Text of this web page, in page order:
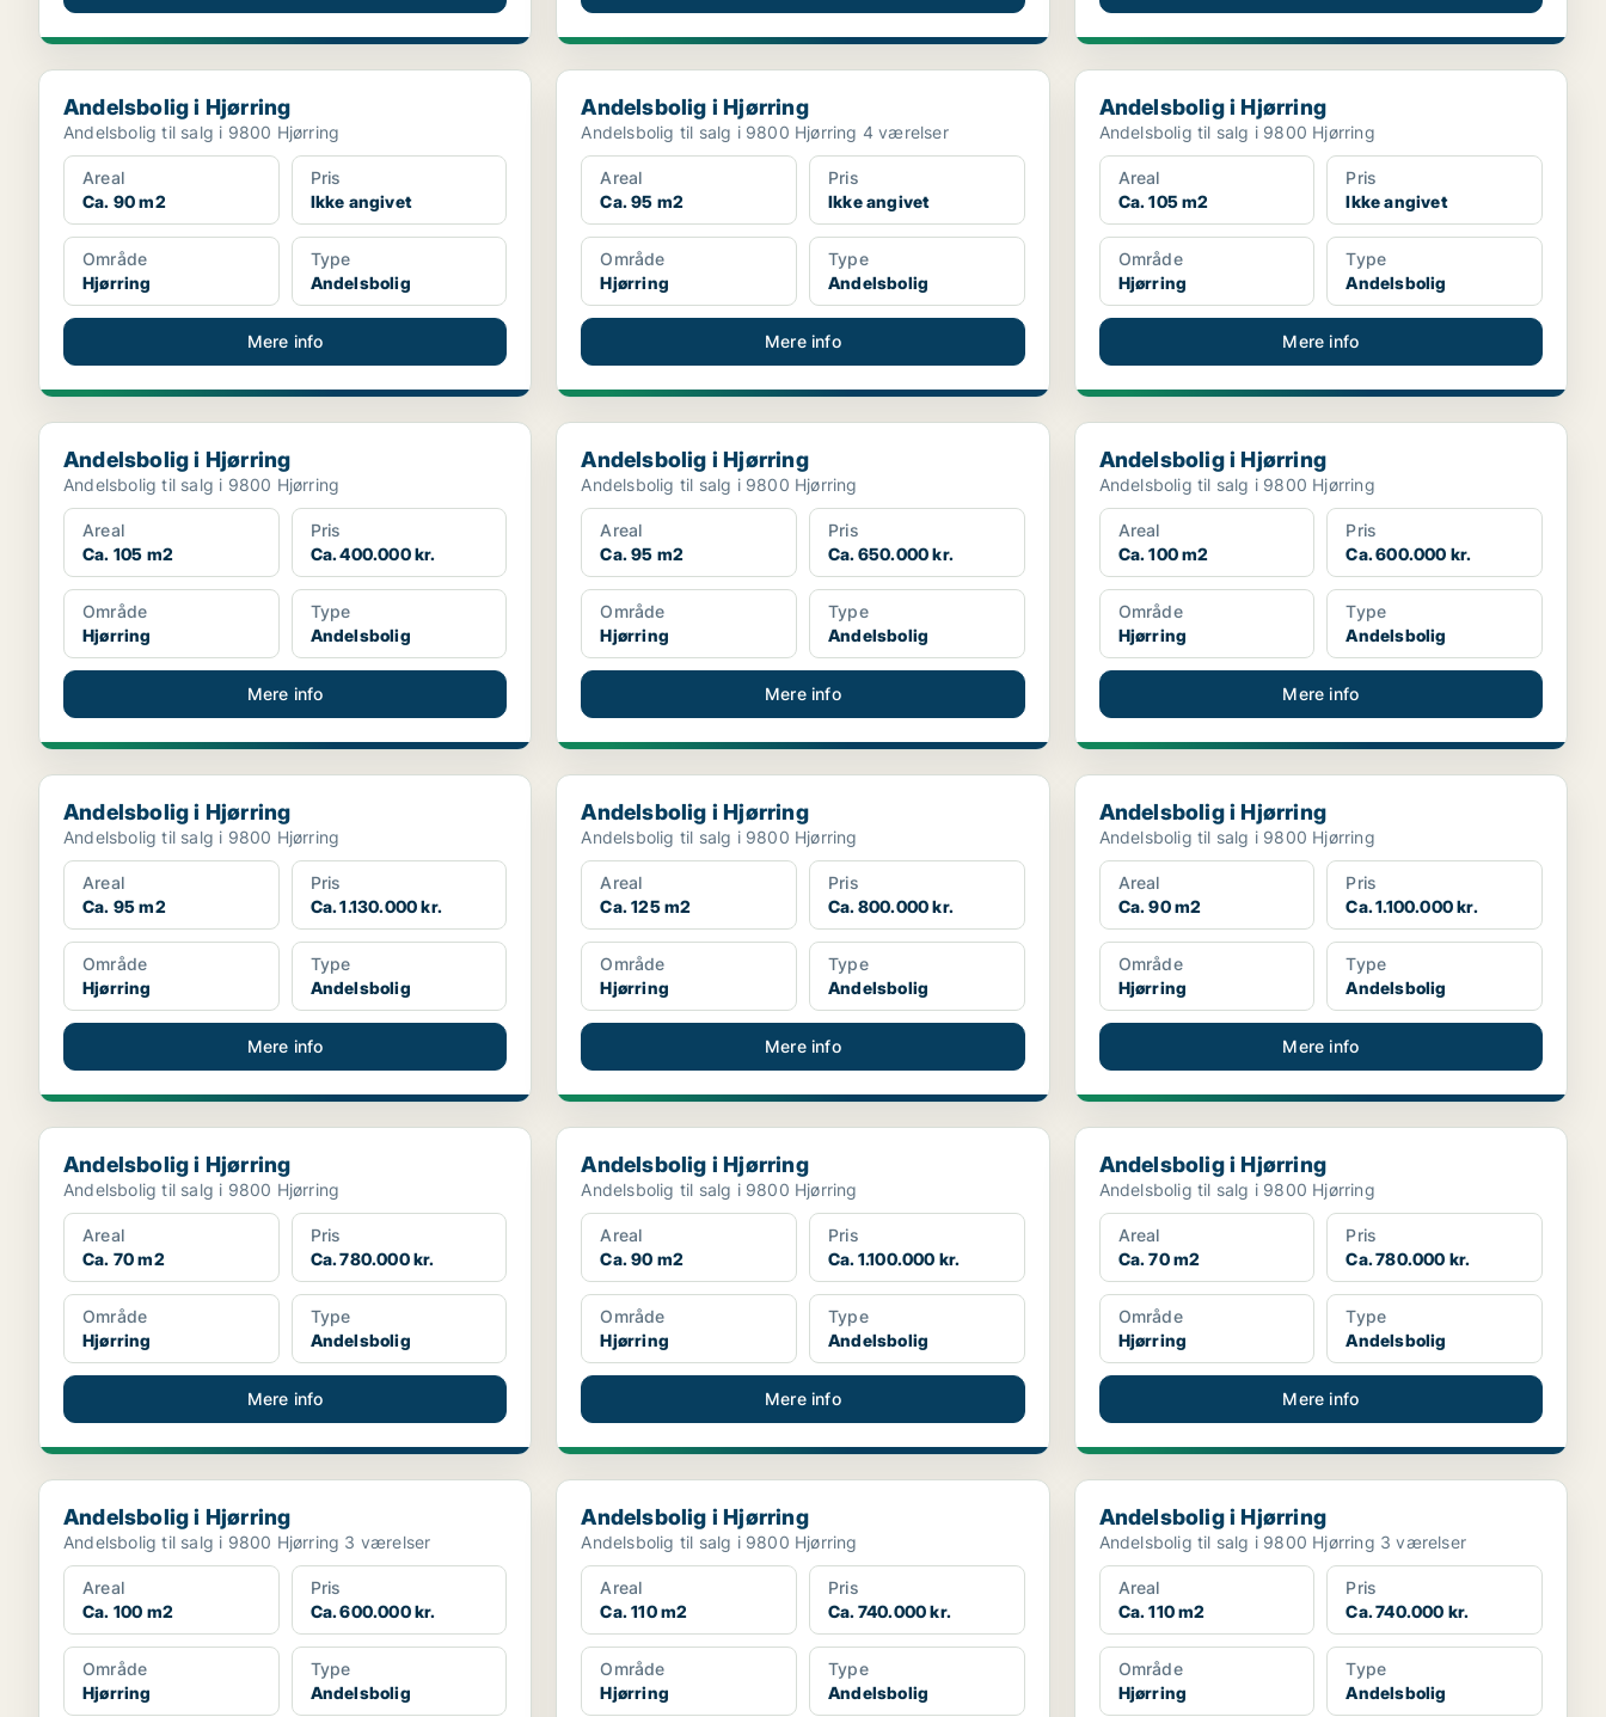
Andelsbolig i Hjørring
Andelsbolig i Hjørring
Andelsbolig til salg i 9800 Hjørring
Areal
Ca. 90 m2
Pris
Ikke angivet
Område
Hjørring
Type
Andelsbolig
Mere info
Andelsbolig i Hjørring
Andelsbolig i Hjørring
Andelsbolig til salg i 9800 Hjørring 4 værelser
Areal
Ca. 95 m2
Pris
Ikke angivet
Område
Hjørring
Type
Andelsbolig
Mere info
Andelsbolig i Hjørring
Andelsbolig i Hjørring
Andelsbolig til salg i 9800 Hjørring
Areal
Ca. 105 m2
Pris
Ikke angivet
Område
Hjørring
Type
Andelsbolig
Mere info
Andelsbolig i Hjørring
Andelsbolig i Hjørring
Andelsbolig til salg i 9800 Hjørring
Areal
Ca. 105 m2
Pris
Ca. 400.000 kr.
Område
Hjørring
Type
Andelsbolig
Mere info
Andelsbolig i Hjørring
Andelsbolig i Hjørring
Andelsbolig til salg i 9800 Hjørring
Areal
Ca. 95 m2
Pris
Ca. 650.000 kr.
Område
Hjørring
Type
Andelsbolig
Mere info
Andelsbolig i Hjørring
Andelsbolig i Hjørring
Andelsbolig til salg i 9800 Hjørring
Areal
Ca. 100 m2
Pris
Ca. 600.000 kr.
Område
Hjørring
Type
Andelsbolig
Mere info
Andelsbolig i Hjørring
Andelsbolig i Hjørring
Andelsbolig til salg i 9800 Hjørring
Areal
Ca. 95 m2
Pris
Ca. 1.130.000 kr.
Område
Hjørring
Type
Andelsbolig
Mere info
Andelsbolig i Hjørring
Andelsbolig i Hjørring
Andelsbolig til salg i 9800 Hjørring
Areal
Ca. 125 m2
Pris
Ca. 800.000 kr.
Område
Hjørring
Type
Andelsbolig
Mere info
Andelsbolig i Hjørring
Andelsbolig i Hjørring
Andelsbolig til salg i 9800 Hjørring
Areal
Ca. 90 m2
Pris
Ca. 1.100.000 kr.
Område
Hjørring
Type
Andelsbolig
Mere info
Andelsbolig i Hjørring
Andelsbolig i Hjørring
Andelsbolig til salg i 9800 Hjørring
Areal
Ca. 70 m2
Pris
Ca. 780.000 kr.
Område
Hjørring
Type
Andelsbolig
Mere info
Andelsbolig i Hjørring
Andelsbolig i Hjørring
Andelsbolig til salg i 9800 Hjørring
Areal
Ca. 90 m2
Pris
Ca. 1.100.000 kr.
Område
Hjørring
Type
Andelsbolig
Mere info
Andelsbolig i Hjørring
Andelsbolig i Hjørring
Andelsbolig til salg i 9800 Hjørring
Areal
Ca. 70 m2
Pris
Ca. 780.000 kr.
Område
Hjørring
Type
Andelsbolig
Mere info
Andelsbolig i Hjørring
Andelsbolig i Hjørring
Andelsbolig til salg i 9800 Hjørring 3 værelser
Areal
Ca. 100 m2
Pris
Ca. 600.000 kr.
Område
Hjørring
Type
Andelsbolig
Andelsbolig i Hjørring
Andelsbolig i Hjørring
Andelsbolig til salg i 9800 Hjørring
Areal
Ca. 110 m2
Pris
Ca. 740.000 kr.
Område
Hjørring
Type
Andelsbolig
Andelsbolig i Hjørring
Andelsbolig i Hjørring
Andelsbolig til salg i 9800 Hjørring 3 værelser
Areal
Ca. 110 m2
Pris
Ca. 740.000 kr.
Område
Hjørring
Type
Andelsbolig